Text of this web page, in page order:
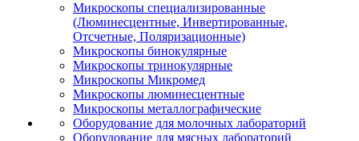
Микроскопы специализированные
(Люминесцентные, Инвертированные,
Отсчетные, Поляризационные)
Микроскопы бинокулярные
Микроскопы тринокулярные
Микроскопы Микромед
Микроскопы люминесцентные
Микроскопы металлографические
Оборудование для молочных лабораторий
Оборудование для мясных лабораторий